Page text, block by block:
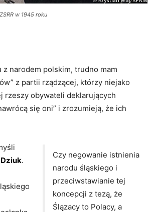
w 1945 roku
narodem polskim, trudno mam
z partii rządzącej, którzy niejako
rzeszy obywateli deklarujących
się oni” i zrozumieją, że ich
Czy negowanie istnienia
narodu śląskiego i
przeciwstawianie tej
koncepcji z tezą, że
Ślązacy to Polacy, a
.
ATRAKCJE NA ŚLĄSKU
Nikiszowiec – co warto